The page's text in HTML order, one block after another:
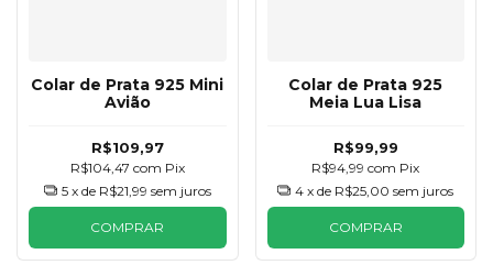
Colar de Prata 925 Mini
Avião
R$109,97
R$104,47 com Pix
5 x de R$21,99 sem juros
COMPRAR
Colar de Prata 925
Meia Lua Lisa
R$99,99
R$94,99com Pix
4 x de R$25,00 sem juros
COMPRAR